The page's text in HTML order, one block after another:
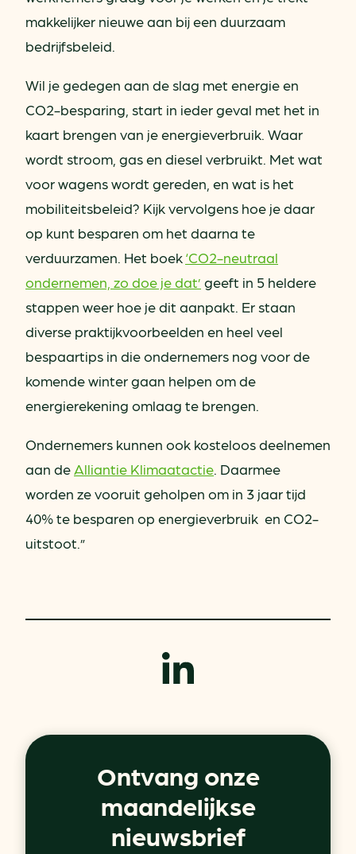
makkelijker nieuwe aan bij een duurzaam
bedrijfsbeleid.
Wil je gedegen aan de slag met energie en
CO2-besparing, start in ieder geval met het in
kaart brengen van je energieverbruik. Waar
wordt stroom, gas en diesel verbruikt. Met wat
voor wagens wordt gereden, en wat is het
mobiliteitsbeleid? Kijk vervolgens hoe je daar
op kunt besparen om het daarna te
verduurzamen. Het boek‘CO2-neutraal
ondernemen, zo doe je dat’ geeft in 5 heldere
stappen weer hoe je dit aanpakt. Er staan
diverse praktijkvoorbeelden en heel veel
bespaartips in die ondernemers nog voor de
komende winter gaan helpen om de
energierekening omlaag te brengen.
Ondernemers kunnen ook kosteloos deelnemen
aan de Alliantie Klimaatactie . Daarmee
worden ze vooruit geholpen om in 3 jaar tijd
40% te besparen op energieverbruik en CO2-
uitstoot.”
Ontvang onze
maandelijkse
nieuwsbrief